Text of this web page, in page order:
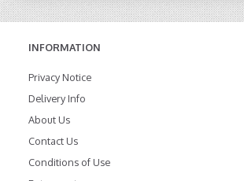
INFORMATION
Privacy Notice
Delivery Info
About Us
Contact Us
Conditions of Use